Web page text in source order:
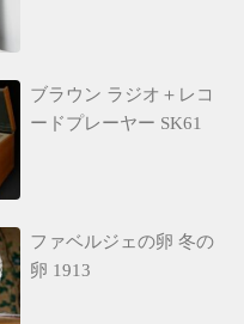
ブラウン ラジオ＋レコ
ードプレーヤー SK61
ファベルジェの卵 冬の
卵 1913